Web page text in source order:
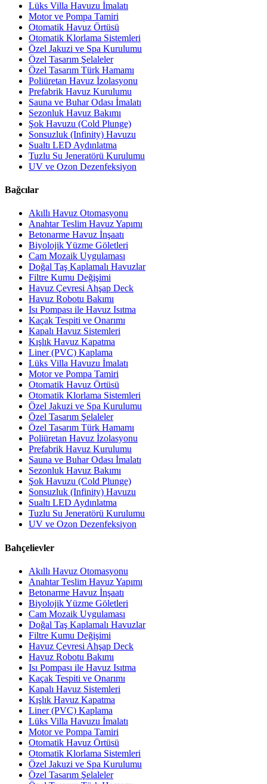
Lüks Villa Havuzu İmalatı
Motor ve Pompa Tamiri
Otomatik Havuz Örtüsü
Otomatik Klorlama Sistemleri
Özel Jakuzi ve Spa Kurulumu
Özel Tasarım Şelaleler
Özel Tasarım Türk Hamamı
Poliüretan Havuz İzolasyonu
Prefabrik Havuz Kurulumu
Sauna ve Buhar Odası İmalatı
Sezonluk Havuz Bakımı
Şok Havuzu (Cold Plunge)
Sonsuzluk (Infinity) Havuzu
Sualtı LED Aydınlatma
Tuzlu Su Jeneratörü Kurulumu
UV ve Ozon Dezenfeksiyon
Bağcılar
Akıllı Havuz Otomasyonu
Anahtar Teslim Havuz Yapımı
Betonarme Havuz İnşaatı
Biyolojik Yüzme Göletleri
Cam Mozaik Uygulaması
Doğal Taş Kaplamalı Havuzlar
Filtre Kumu Değişimi
Havuz Çevresi Ahşap Deck
Havuz Robotu Bakımı
Isı Pompası ile Havuz Isıtma
Kaçak Tespiti ve Onarımı
Kapalı Havuz Sistemleri
Kışlık Havuz Kapatma
Liner (PVC) Kaplama
Lüks Villa Havuzu İmalatı
Motor ve Pompa Tamiri
Otomatik Havuz Örtüsü
Otomatik Klorlama Sistemleri
Özel Jakuzi ve Spa Kurulumu
Özel Tasarım Şelaleler
Özel Tasarım Türk Hamamı
Poliüretan Havuz İzolasyonu
Prefabrik Havuz Kurulumu
Sauna ve Buhar Odası İmalatı
Sezonluk Havuz Bakımı
Şok Havuzu (Cold Plunge)
Sonsuzluk (Infinity) Havuzu
Sualtı LED Aydınlatma
Tuzlu Su Jeneratörü Kurulumu
UV ve Ozon Dezenfeksiyon
Bahçelievler
Akıllı Havuz Otomasyonu
Anahtar Teslim Havuz Yapımı
Betonarme Havuz İnşaatı
Biyolojik Yüzme Göletleri
Cam Mozaik Uygulaması
Doğal Taş Kaplamalı Havuzlar
Filtre Kumu Değişimi
Havuz Çevresi Ahşap Deck
Havuz Robotu Bakımı
Isı Pompası ile Havuz Isıtma
Kaçak Tespiti ve Onarımı
Kapalı Havuz Sistemleri
Kışlık Havuz Kapatma
Liner (PVC) Kaplama
Lüks Villa Havuzu İmalatı
Motor ve Pompa Tamiri
Otomatik Havuz Örtüsü
Otomatik Klorlama Sistemleri
Özel Jakuzi ve Spa Kurulumu
Özel Tasarım Şelaleler